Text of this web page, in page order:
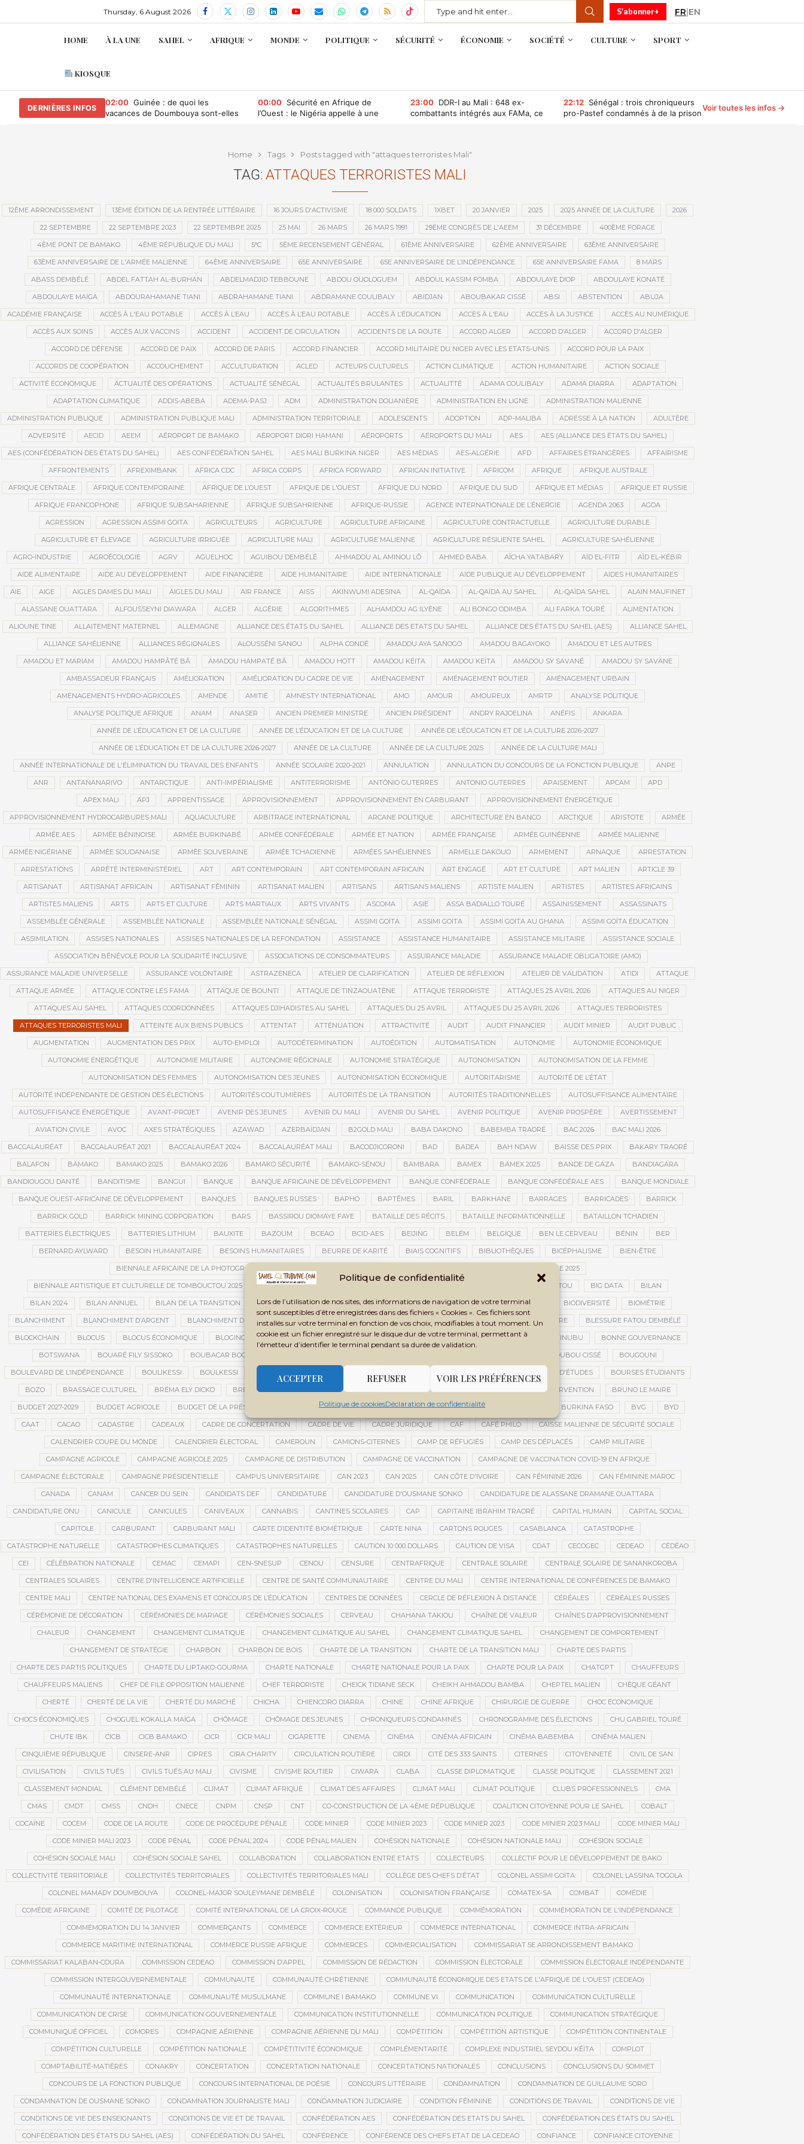
Politique de confidentialité
Lors de l’utilisation de nos sites, des informations de navigation de votre terminal
sont susceptibles d’être enregistrées dans des fichiers « Cookies ». Ces fichiers sont
installés sur votre terminal en fonction de vos choix, modifiables à tout moment. Un
cookie est un fichier enregistré sur le disque dur de votre terminal, permettant à
l’émetteur d’identifier le terminal pendant sa durée de validation.
ACCEPTER REFUSER VOIR LES PRÉFÉRENCES
Politique de cookiesDéclaration de confidentialité
Thursday, 6 August 2026 S'abonner+ FR|EN
HOME À LA UNE SAHEL AFRIQUE MONDE POLITIQUE SÉCURITÉ ÉCONOMIE SOCIÉTÉ CULTURE SPORT
KIOSQUE
DERNIÈRES INFOS
02:00 Guinée : de quoi les
vacances de Doumbouya sont-elles
00:00 Sécurité en Afrique de
l’Ouest : le Nigéria appelle à une
23:00 DDR-I au Mali : 648 ex-
combattants intégrés aux FAMa, ce
22:12 Sénégal : trois chroniqueurs
pro-Pastef condamnés à de la prison
Voir toutes les infos →
Home Tags Posts tagged with "attaques terroristes Mali"
TAG: ATTAQUES TERRORISTES MALI
12ÈME ARRONDISSEMENT 13ÈME ÉDITION DE LA RENTRÉE LITTÉRAIRE 16 JOURS D'ACTIVISME 18 000 SOLDATS 1XBET 20 JANVIER 2025 2025 ANNÉE DE LA CULTURE 2026
22 SEPTEMBRE 22 SEPTEMBRE 2023 22 SEPTEMBRE 2025 25 MAI 26 MARS 26 MARS 1991 29ÈME CONGRÈS DE L'AEEM 31 DÉCEMBRE 400ÈME FORAGE
4ÈME PONT DE BAMAKO 4ÈME RÉPUBLIQUE DU MALI 5°C 5ÈME RECENSEMENT GÉNÉRAL 61ÈME ANNIVERSAIRE 62ÈME ANNIVERSAIRE 63ÈME ANNIVERSAIRE
63ÈME ANNIVERSAIRE DE L'ARMÉE MALIENNE 64ÈME ANNIVERSAIRE 65E ANNIVERSAIRE 65E ANNIVERSAIRE DE L’INDÉPENDANCE 65E ANNIVERSAIRE FAMA 8 MARS
ABASS DEMBÉLÉ ABDEL FATTAH AL-BURHAN ABDELMADJID TEBBOUNE ABDOU OUOLOGUEM ABDOUL KASSIM FOMBA ABDOULAYE DIOP ABDOULAYE KONATÉ
ABDOULAYE MAÏGA ABDOURAHAMANE TIANI ABDRAHAMANE TIANI ABDRAMANE COULIBALY ABIDJAN ABOUBAKAR CISSÉ ABSI ABSTENTION ABUJA
ACADÉMIE FRANÇAISE ACCÈS À L'EAU POTABLE ACCÈS À L’EAU ACCÈS À L’EAU POTABLE ACCÈS À L’ÉDUCATION ACCÈS À L'EAU ACCÈS À LA JUSTICE ACCÈS AU NUMÉRIQUE
ACCÈS AUX SOINS ACCÈS AUX VACCINS ACCIDENT ACCIDENT DE CIRCULATION ACCIDENTS DE LA ROUTE ACCORD ALGER ACCORD D’ALGER ACCORD D'ALGER
ACCORD DE DÉFENSE ACCORD DE PAIX ACCORD DE PARIS ACCORD FINANCIER ACCORD MILITAIRE DU NIGER AVEC LES ETATS-UNIS ACCORD POUR LA PAIX
ACCORDS DE COOPÉRATION ACCOUCHEMENT ACCULTURATION ACLED ACTEURS CULTURELS ACTION CLIMATIQUE ACTION HUMANITAIRE ACTION SOCIALE
ACTIVITÉ ÉCONOMIQUE ACTUALITÉ DES OPÉRATIONS ACTUALITÉ SÉNÉGAL ACTUALITÉS BRULANTES ACTUALITTÉ ADAMA COULIBALY ADAMA DIARRA ADAPTATION
ADAPTATION CLIMATIQUE ADDIS-ABEBA ADEMA-PASJ ADM ADMINISTRATION DOUANIÈRE ADMINISTRATION EN LIGNE ADMINISTRATION MALIENNE
ADMINISTRATION PUBLIQUE ADMINISTRATION PUBLIQUE MALI ADMINISTRATION TERRITORIALE ADOLESCENTS ADOPTION ADP-MALIBA ADRESSE À LA NATION ADULTÈRE
ADVERSITÉ AECID AEEM AÉROPORT DE BAMAKO AÉROPORT DIORI HAMANI AÉROPORTS AÉROPORTS DU MALI AES AES (ALLIANCE DES ÉTATS DU SAHEL)
AES (CONFÉDÉRATION DES ÉTATS DU SAHEL) AES CONFÉDÉRATION SAHEL AES MALI BURKINA NIGER AES MÉDIAS AES-ALGÉRIE AFD AFFAIRES ÉTRANGÈRES AFFAIRISME
AFFRONTEMENTS AFREXIMBANK AFRICA CDC AFRICA CORPS AFRICA FORWARD AFRICAN INITIATIVE AFRICOM AFRIQUE AFRIQUE AUSTRALE
AFRIQUE CENTRALE AFRIQUE CONTEMPORAINE AFRIQUE DE L’OUEST AFRIQUE DE L'OUEST AFRIQUE DU NORD AFRIQUE DU SUD AFRIQUE ET MÉDIAS AFRIQUE ET RUSSIE
AFRIQUE FRANCOPHONE AFRIQUE SUBSAHARIENNE AFRIQUE SUBSAHRIENNE AFRIQUE-RUSSIE AGENCE INTERNATIONALE DE L’ÉNERGIE AGENDA 2063 AGOA
AGRESSION AGRESSION ASSIMI GOITA AGRICULTEURS AGRICULTURE AGRICULTURE AFRICAINE AGRICULTURE CONTRACTUELLE AGRICULTURE DURABLE
AGRICULTURE ET ÉLEVAGE AGRICULTURE IRRIGUÉE AGRICULTURE MALI AGRICULTURE MALIENNE AGRICULTURE RÉSILIENTE SAHEL AGRICULTURE SAHÉLIENNE
AGRO-INDUSTRIE AGROÉCOLOGIE AGRV AGUELHOC AGUIBOU DEMBÉLÉ AHMADOU AL AMINOU LÔ AHMED BABA AÏCHA YATABARY AÏD EL-FITR AÏD EL-KÉBIR
AIDE ALIMENTAIRE AIDE AU DÉVELOPPEMENT AIDE FINANCIÈRE AIDE HUMANITAIRE AIDE INTERNATIONALE AIDE PUBLIQUE AU DÉVELOPPEMENT AIDES HUMANITAIRES
AIE AIGE AIGLES DAMES DU MALI AIGLES DU MALI AIR FRANCE AISS AKINWUMI ADESINA AL-QAÏDA AL-QAÏDA AU SAHEL AL-QAÏDA SAHEL ALAIN MAUFINET
ALASSANE OUATTARA ALFOUSSEYNI DIAWARA ALGER ALGÉRIE ALGORITHMES ALHAMDOU AG ILYÈNE ALI BONGO ODIMBA ALI FARKA TOURÉ ALIMENTATION
ALIOUNE TINE ALLAITEMENT MATERNEL ALLEMAGNE ALLIANCE DES ÉTATS DU SAHEL ALLIANCE DES ETATS DU SAHEL ALLIANCE DES ÉTATS DU SAHEL (AES) ALLIANCE SAHEL
ALLIANCE SAHÉLIENNE ALLIANCES RÉGIONALES ALOUSSÉNI SANOU ALPHA CONDÉ AMADOU AYA SANOGO AMADOU BAGAYOKO AMADOU ET LES AUTRES
AMADOU ET MARIAM AMADOU HAMPÂTÉ BÂ AMADOU HAMPATÉ BÂ AMADOU HOTT AMADOU KÉITA AMADOU KEÏTA AMADOU SY SAVANÉ AMADOU SY SAVANE
AMBASSADEUR FRANÇAIS AMÉLIORATION AMÉLIORATION DU CADRE DE VIE AMÉNAGEMENT AMÉNAGEMENT ROUTIER AMÉNAGEMENT URBAIN
AMÉNAGEMENTS HYDRO-AGRICOLES AMENDE AMITIÉ AMNESTY INTERNATIONAL AMO AMOUR AMOUREUX AMRTP ANALYSE POLITIQUE
ANALYSE POLITIQUE AFRIQUE ANAM ANASER ANCIEN PREMIER MINISTRE ANCIEN PRÉSIDENT ANDRY RAJOELINA ANÉFIS ANKARA
ANNÉE DE L’ÉDUCATION ET DE LA CULTURE ANNÉE DE L’ÉDUCATION ET DE LA CULTURE ANNÉE DE L’ÉDUCATION ET DE LA CULTURE 2026-2027
ANNÉE DE L’ÉDUCATION ET DE LA CULTURE 2026-2027 ANNÉE DE LA CULTURE ANNÉE DE LA CULTURE 2025 ANNÉE DE LA CULTURE MALI
ANNÉE INTERNATIONALE DE L'ÉLIMINATION DU TRAVAIL DES ENFANTS ANNÉE SCOLAIRE 2020-2021 ANNULATION ANNULATION DU CONCOURS DE LA FONCTION PUBLIQUE ANPE
ANR ANTANANARIVO ANTARCTIQUE ANTI-IMPÉRIALISME ANTITERRORISME ANTÓNIO GUTERRES ANTONIO GUTERRES APAISEMENT APCAM APD
APEX MALI APJ APPRENTISSAGE APPROVISIONNEMENT APPROVISIONNEMENT EN CARBURANT APPROVISIONNEMENT ÉNERGÉTIQUE
APPROVISIONNEMENT HYDROCARBURES MALI AQUACULTURE ARBITRAGE INTERNATIONAL ARCANE POLITIQUE ARCHITECTURE EN BANCO ARCTIQUE ARISTOTE ARMÉE
ARMÉE AES ARMÉE BÉNINOISE ARMÉE BURKINABÉ ARMÉE CONFÉDÉRALE ARMÉE ET NATION ARMÉE FRANÇAISE ARMÉE GUINÉENNE ARMÉE MALIENNE
ARMÉE NIGÉRIANE ARMÉE SOUDANAISE ARMÉE SOUVERAINE ARMÉE TCHADIENNE ARMÉES SAHÉLIENNES ARMELLE DAKOUO ARMEMENT ARNAQUE ARRESTATION
ARRESTATIONS ARRÊTÉ INTERMINISTÉRIEL ART ART CONTEMPORAIN ART CONTEMPORAIN AFRICAIN ART ENGAGÉ ART ET CULTURE ART MALIEN ARTICLE 39
ARTISANAT ARTISANAT AFRICAIN ARTISANAT FÉMININ ARTISANAT MALIEN ARTISANS ARTISANS MALIENS ARTISTE MALIEN ARTISTES ARTISTES AFRICAINS
ARTISTES MALIENS ARTS ARTS ET CULTURE ARTS MARTIAUX ARTS VIVANTS ASCOMA ASIE ASSA BADIALLO TOURÉ ASSAINISSEMENT ASSASSINATS
ASSEMBLÉE GÉNÉRALE ASSEMBLÉE NATIONALE ASSEMBLÉE NATIONALE SÉNÉGAL ASSIMI GOÏTA ASSIMI GOITA ASSIMI GOITA AU GHANA ASSIMI GOÏTA ÉDUCATION
ASSIMILATION ASSISES NATIONALES ASSISES NATIONALES DE LA REFONDATION ASSISTANCE ASSISTANCE HUMANITAIRE ASSISTANCE MILITAIRE ASSISTANCE SOCIALE
ASSOCIATION BÉNÉVOLE POUR LA SOLIDARITÉ INCLUSIVE ASSOCIATIONS DE CONSOMMATEURS ASSURANCE MALADIE ASSURANCE MALADIE OBLIGATOIRE (AMO)
ASSURANCE MALADIE UNIVERSELLE ASSURANCE VOLONTAIRE ASTRAZENECA ATELIER DE CLARIFICATION ATELIER DE RÉFLEXION ATELIER DE VALIDATION ATIDI ATTAQUE
ATTAQUE ARMÉE ATTAQUE CONTRE LES FAMA ATTAQUE DE BOUNTI ATTAQUE DE TINZAOUATÈNE ATTAQUE TERRORISTE ATTAQUES 25 AVRIL 2026 ATTAQUES AU NIGER
ATTAQUES AU SAHEL ATTAQUES COORDONNÉES ATTAQUES DJIHADISTES AU SAHEL ATTAQUES DU 25 AVRIL ATTAQUES DU 25 AVRIL 2026 ATTAQUES TERRORISTES
ATTAQUES TERRORISTES MALI ATTEINTE AUX BIENS PUBLICS ATTENTAT ATTÉNUATION ATTRACTIVITÉ AUDIT AUDIT FINANCIER AUDIT MINIER AUDIT PUBLIC
AUGMENTATION AUGMENTATION DES PRIX AUTO-EMPLOI AUTODÉTERMINATION AUTOÉDITION AUTOMATISATION AUTONOMIE AUTONOMIE ÉCONOMIQUE
AUTONOMIE ÉNERGÉTIQUE AUTONOMIE MILITAIRE AUTONOMIE RÉGIONALE AUTONOMIE STRATÉGIQUE AUTONOMISATION AUTONOMISATION DE LA FEMME
AUTONOMISATION DES FEMMES AUTONOMISATION DES JEUNES AUTONOMISATION ÉCONOMIQUE AUTORITARISME AUTORITÉ DE L’ÉTAT
AUTORITÉ INDÉPENDANTE DE GESTION DES ÉLECTIONS AUTORITÉS COUTUMIÈRES AUTORITÉS DE LA TRANSITION AUTORITÉS TRADITIONNELLES AUTOSUFFISANCE ALIMENTAIRE
AUTOSUFFISANCE ÉNERGÉTIQUE AVANT-PROJET AVENIR DES JEUNES AVENIR DU MALI AVENIR DU SAHEL AVENIR POLITIQUE AVENIR PROSPÈRE AVERTISSEMENT
AVIATION CIVILE AVOC AXES STRATÉGIQUES AZAWAD AZERBAÏDJAN B2GOLD MALI BABA DAKONO BABEMBA TRAORÉ BAC 2026 BAC MALI 2026
BACCALAURÉAT BACCALAURÉAT 2021 BACCALAURÉAT 2024 BACCALAURÉAT MALI BACODJICORONI BAD BADEA BAH NDAW BAISSE DES PRIX BAKARY TRAORÉ
BALAFON BAMAKO BAMAKO 2025 BAMAKO 2026 BAMAKO SÉCURITÉ BAMAKO-SÉNOU BAMBARA BAMEX BAMEX 2025 BANDE DE GAZA BANDIAGARA
BANDIOUGOU DANTÉ BANDITISME BANGUI BANQUE BANQUE AFRICAINE DE DÉVELOPPEMENT BANQUE CONFÉDÉRALE BANQUE CONFÉDÉRALE AES BANQUE MONDIALE
BANQUE OUEST-AFRICAINE DE DÉVELOPPEMENT BANQUES BANQUES RUSSES BAPHO BAPTÊMES BARIL BARKHANE BARRAGES BARRICADES BARRICK
BARRICK GOLD BARRICK MINING CORPORATION BARS BASSIROU DIOMAYE FAYE BATAILLE DES RÉCITS BATAILLE INFORMATIONNELLE BATAILLON TCHADIEN
BATTERIES ÉLECTRIQUES BATTERIES LITHIUM BAUXITE BAZOUM BCEAO BCID-AES BEIJING BELÉM BELGIQUE BEN LE CERVEAU BÉNIN BER
BERNARD AYLWARD BESOIN HUMANITAIRE BESOINS HUMANITAIRES BEURRE DE KARITÉ BIAIS COGNITIFS BIBLIOTHÈQUES BICÉPHALISME BIEN-ÊTRE
BIENNALE AFRICAINE DE LA PHOTOGRAPHIE BIENNALE ARTISTIQUE ET CULTURELLE 2025
BIENNALE ARTISTIQUE ET CULTURELLE DE TOMBOUCTOU 2025 BIENNALE ARTISTIQUE ET CULTURELLE TOMBOUCTOU 2025 BIENNALE DE TOMBOUCTOU BIG DATA BILAN
BILAN 2024 BILAN ANNUEL BILAN DE LA TRANSITION BILAN DES ACTIVITÉS BILAN ET PERSPECTIVES BILAN HUMAIN BINTOU BIODIVERSITÉ BIOMÉTRIE
BLANCHIMENT BLANCHIMENT D’ARGENT BLANCHIMENT DE CAPITAUX BLASPHÈME BLÉ BLÉ RUSSE BLESSÉS BLESSÉS DE GUERRE BLESSURE FATOU DEMBÉLÉ
BLOCKCHAIN BLOCUS BLOCUS ÉCONOMIQUE BLOGING BNDA BOAD BOBO-DIOULASSO BOGOLAN BOKO HARAM BOLA TINUBU BONNE GOUVERNANCE
BOTSWANA BOUARÉ FILY SISSOKO BOUBACAR BOCOUM BOUBOU CISSÉ BOUGOUNI
BOULEVARD DE L’INDÉPENDANCE BOULIKESSI BOULKESSI BOURSES BOURSES D'ÉTUDES BOURSES ÉTUDIANTS
BOZO BRASSAGE CULTUREL BRÉMA ELY DICKO BRÉSIL BRICE OLIGUI NGUEMA BRICS AFRIQUE BRIGADE MOBILE D’INTERVENTION BRUNO LE MAIRE
BUDGET 2027-2029 BUDGET AGRICOLE BUDGET DE LA PRÉSIDENCE BUDGET NATIONAL BUMDA BUREAU DU VÉRIFICATEUR GÉNÉRAL BURKINA FASO BVG BYD
CAAT CACAO CADASTRE CADEAUX CADRE DE CONCERTATION CADRE DE VIE CADRE JURIDIQUE CAF CAFÉ PHILO CAISSE MALIENNE DE SÉCURITÉ SOCIALE
CALENDRIER COUPE DU MONDE CALENDRIER ÉLECTORAL CAMEROUN CAMIONS-CITERNES CAMP DE RÉFUGIÉS CAMP DES DÉPLACÉS CAMP MILITAIRE
CAMPAGNE AGRICOLE CAMPAGNE AGRICOLE 2025 CAMPAGNE DE DISTRIBUTION CAMPAGNE DE VACCINATION CAMPAGNE DE VACCINATION COVID-19 EN AFRIQUE
CAMPAGNE ÉLECTORALE CAMPAGNE PRÉSIDENTIELLE CAMPUS UNIVERSITAIRE CAN 2023 CAN 2025 CAN CÔTE D'IVOIRE CAN FÉMININE 2026 CAN FÉMININE MAROC
CANADA CANAM CANCER DU SEIN CANDIDATS DEF CANDIDATURE CANDIDATURE D'OUSMANE SONKO CANDIDATURE DE ALASSANE DRAMANE OUATTARA
CANDIDATURE ONU CANICULE CANICULES CANIVEAUX CANNABIS CANTINES SCOLAIRES CAP CAPITAINE IBRAHIM TRAORÉ CAPITAL HUMAIN CAPITAL SOCIAL
CAPITOLE CARBURANT CARBURANT MALI CARTE D’IDENTITÉ BIOMÉTRIQUE CARTE NINA CARTONS ROUGES CASABLANCA CATASTROPHE
CATASTROPHE NATURELLE CATASTROPHES CLIMATIQUES CATASTROPHES NATURELLES CAUTION 10 000 DOLLARS CAUTION DE VISA CDAT CECOGEC CEDEAO CÉDÉAO
CEI CÉLÉBRATION NATIONALE CEMAC CEMAPI CEN-SNESUP CENOU CENSURE CENTRAFRIQUE CENTRALE SOLAIRE CENTRALE SOLAIRE DE SANANKOROBA
CENTRALES SOLAIRES CENTRE D'INTELLIGENCE ARTIFICIELLE CENTRE DE SANTÉ COMMUNAUTAIRE CENTRE DU MALI CENTRE INTERNATIONAL DE CONFÉRENCES DE BAMAKO
CENTRE MALI CENTRE NATIONAL DES EXAMENS ET CONCOURS DE L’ÉDUCATION CENTRES DE DONNÉES CERCLE DE RÉFLEXION À DISTANCE CÉRÉALES CÉRÉALES RUSSES
CÉRÉMONIE DE DÉCORATION CÉRÉMONIES DE MARIAGE CÉRÉMONIES SOCIALES CERVEAU CHAHANA TAKIOU CHAÎNE DE VALEUR CHAÎNES D’APPROVISIONNEMENT
CHALEUR CHANGEMENT CHANGEMENT CLIMATIQUE CHANGEMENT CLIMATIQUE AU SAHEL CHANGEMENT CLIMATIQUE SAHEL CHANGEMENT DE COMPORTEMENT
CHANGEMENT DE STRATÉGIE CHARBON CHARBON DE BOIS CHARTE DE LA TRANSITION CHARTE DE LA TRANSITION MALI CHARTE DES PARTIS
CHARTE DES PARTIS POLITIQUES CHARTE DU LIPTAKO-GOURMA CHARTE NATIONALE CHARTE NATIONALE POUR LA PAIX CHARTE POUR LA PAIX CHATGPT CHAUFFEURS
CHAUFFEURS MALIENS CHEF DE FILE OPPOSITION MALIENNE CHEF TERRORISTE CHEICK TIDIANE SECK CHEIKH AHMADOU BAMBA CHEPTEL MALIEN CHÈQUE GÉANT
CHERTÉ CHERTÉ DE LA VIE CHERTÉ DU MARCHÉ CHICHA CHIENCORO DIARRA CHINE CHINE AFRIQUE CHIRURGIE DE GUERRE CHOC ÉCONOMIQUE
CHOCS ÉCONOMIQUES CHOGUEL KOKALLA MAÏGA CHÔMAGE CHÔMAGE DES JEUNES CHRONIQUEURS CONDAMNÉS CHRONOGRAMME DES ÉLECTIONS CHU GABRIEL TOURÉ
CHUTE IBK CICB CICB BAMAKO CICR CICR MALI CIGARETTE CINEMA CINÉMA CINÉMA AFRICAIN CINÉMA BABEMBA CINÉMA MALIEN
CINQUIÈME RÉPUBLIQUE CINSERE-ANR CIPRES CIRA CHARITY CIRCULATION ROUTIÈRE CIRDI CITÉ DES 333 SAINTS CITERNES CITOYENNETÉ CIVIL DE SAN
CIVILISATION CIVILS TUÉS CIVILS TUÉS AU MALI CIVISME CIVISME ROUTIER CIWARA CLABA CLASSE DIPLOMATIQUE CLASSE POLITIQUE CLASSEMENT 2021
CLASSEMENT MONDIAL CLÉMENT DEMBÉLÉ CLIMAT CLIMAT AFRIQUE CLIMAT DES AFFAIRES CLIMAT MALI CLIMAT POLITIQUE CLUBS PROFESSIONNELS CMA
CMAS CMDT CMSS CNDH CNECE CNPM CNSP CNT CO-CONSTRUCTION DE LA 4ÈME RÉPUBLIQUE COALITION CITOYENNE POUR LE SAHEL COBALT
COCAÏNE COCEM CODE DE LA ROUTE CODE DE PROCÉDURE PÉNALE CODE MINIER CODE MINIER 2023 CODE MINIER 2023 CODE MINIER 2023 MALI CODE MINIER MALI
CODE MINIER MALI 2023 CODE PÉNAL CODE PÉNAL 2024 CODE PÉNAL MALIEN COHÉSION NATIONALE COHÉSION NATIONALE MALI COHÉSION SOCIALE
COHÉSION SOCIALE MALI COHÉSION SOCIALE SAHEL COLLABORATION COLLABORATION ENTRE ETATS COLLECTEURS COLLECTIF POUR LE DÉVELOPPEMENT DE BAKO
COLLECTIVITÉ TERRITORIALE COLLECTIVITÉS TERRITORIALES COLLECTIVITÉS TERRITORIALES MALI COLLÈGE DES CHEFS D’ÉTAT COLONEL ASSIMI GOÏTA COLONEL LASSINA TOGOLA
COLONEL MAMADY DOUMBOUYA COLONEL-MAJOR SOULEYMANE DEMBÉLÉ COLONISATION COLONISATION FRANÇAISE COMATEX-SA COMBAT COMÉDIE
COMÉDIE AFRICAINE COMITÉ DE PILOTAGE COMITÉ INTERNATIONAL DE LA CROIX-ROUGE COMMANDE PUBLIQUE COMMÉMORATION COMMÉMORATION DE L'INDÉPENDANCE
COMMÉMORATION DU 14 JANVIER COMMERÇANTS COMMERCE COMMERCE EXTÉRIEUR COMMERCE INTERNATIONAL COMMERCE INTRA-AFRICAIN
COMMERCE MARITIME INTERNATIONAL COMMERCE RUSSIE AFRIQUE COMMERCES COMMERCIALISATION COMMISSARIAT 5E ARRONDISSEMENT BAMAKO
COMMISSARIAT KALABAN-COURA COMMISSION CEDEAO COMMISSION D’APPEL COMMISSION DE RÉDACTION COMMISSION ÉLECTORALE COMMISSION ÉLECTORALE INDÉPENDANTE
COMMISSION INTERGOUVERNEMENTALE COMMUNAUTÉ COMMUNAUTÉ CHRÉTIENNE COMMUNAUTÉ ÉCONOMIQUE DES ETATS DE L'AFRIQUE DE L'OUEST (CEDEAO)
COMMUNAUTÉ INTERNATIONALE COMMUNAUTÉ MUSULMANE COMMUNE I BAMAKO COMMUNE VI COMMUNICATION COMMUNICATION CULTURELLE
COMMUNICATION DE CRISE COMMUNICATION GOUVERNEMENTALE COMMUNICATION INSTITUTIONNELLE COMMUNICATION POLITIQUE COMMUNICATION STRATÉGIQUE
COMMUNIQUÉ OFFICIEL COMORES COMPAGNIE AÉRIENNE COMPAGNIE AÉRIENNE DU MALI COMPÉTITION COMPÉTITION ARTISTIQUE COMPÉTITION CONTINENTALE
COMPÉTITION CULTURELLE COMPÉTITION NATIONALE COMPÉTITIVITÉ ÉCONOMIQUE COMPLÉMENTARITÉ COMPLEXE INDUSTRIEL SEYDOU KÉÏTA COMPLOT
COMPTABILITÉ-MATIÈRES CONAKRY CONCERTATION CONCERTATION NATIONALE CONCERTATIONS NATIONALES CONCLUSIONS CONCLUSIONS DU SOMMET
CONCOURS DE LA FONCTION PUBLIQUE CONCOURS INTERNATIONAL DE POÉSIE CONCOURS LITTÉRAIRE CONDAMNATION CONDAMNATION DE GUILLAUME SORO
CONDAMNATION DE OUSMANE SONKO CONDAMNATION JOURNALISTE MALI CONDAMNATION JUDICIAIRE CONDITION FÉMININE CONDITIONS DE TRAVAIL CONDITIONS DE VIE
CONDITIONS DE VIE DES ENSEIGNANTS CONDITIONS DE VIE ET DE TRAVAIL CONFÉDÉRATION AES CONFÉDÉRATION DES ETATS DU SAHEL CONFÉDÉRATION DES ÉTATS DU SAHEL
CONFÉDÉRATION DES ÉTATS DU SAHEL (AES) CONFÉDÉRATION DU SAHEL CONFÉRENCE CONFÉRENCE DES CHEFS ETAT DE LA CEDEAO CONFIANCE CONFIANCE CITOYENNE